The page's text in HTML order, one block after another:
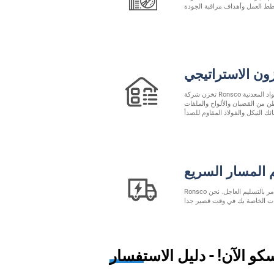
الاستراتيجي
تخزن شركة Ronsco مجموعة كاملة متاحة على الفور من المواد المعدنية
مخزون يزيد عن 3000 طن من القضبان والألواح والملفات
المسار السريع
Ronsco هو شريكك الموثوق به عندما يتعلق الأمر بالتسليم العاجل. نحن
الآن! - دليل الاستفسار